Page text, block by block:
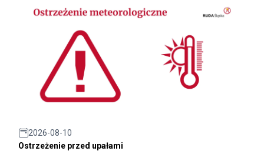
2026-08-10
Ostrzeżenie przed upałami